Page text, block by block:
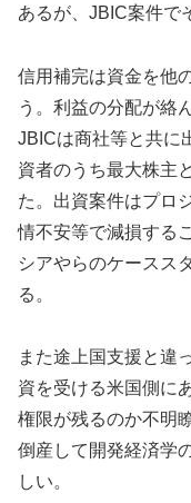
あるが、JBIC案件で
信用補完は資金を他
う。利益の分配が絡
JBICは商社等と共に
資者のうち最大株主
た。出資案件はプロ
情不安等で減損する
シアやらのケースス
る。
また途上国支援と違
資を受ける米国側に
権限が残るのか不明
倒産して開発経済学
しい。